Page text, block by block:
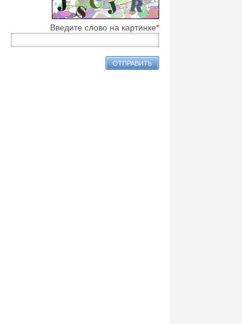
Введите слово на картинке*